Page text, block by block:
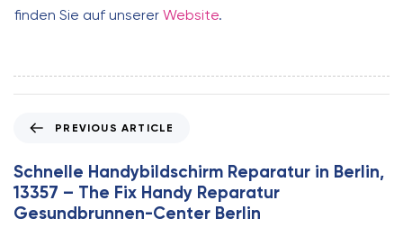
finden Sie auf unserer Website.
e
v
i
o
PREVIOUS ARTICLE
Schnelle Handybildschirm Reparatur in Berlin,
13357 – The Fix Handy Reparatur
Gesundbrunnen-Center Berlin